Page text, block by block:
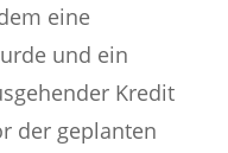
eine
und ein
Kredit
der geplanten